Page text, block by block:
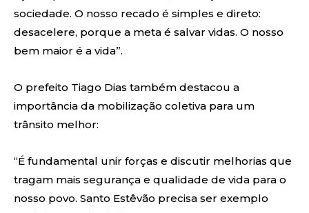
sociedade. O nosso recado é simples e direto:
desacelere, porque a meta é salvar vidas. O nosso
bem maior é a vida”.
O prefeito Tiago Dias também destacou a
importância da mobilização coletiva para um
trânsito melhor:
“É fundamental unir forças e discutir melhorias que
tragam mais segurança e qualidade de vida para o
nosso povo. Santo Estêvão precisa ser exemplo